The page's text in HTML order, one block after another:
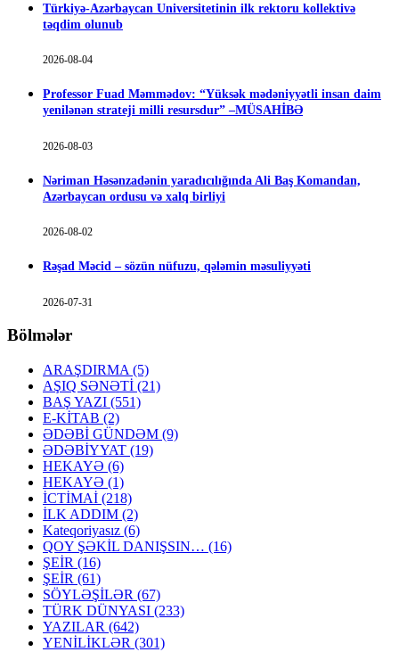
Türkiyə-Azərbaycan Universitetinin ilk rektoru kollektivə
təqdim olunub
2026-08-04
Professor Fuad Məmmədov: “Yüksək mədəniyyətli insan daim
yenilənən strateji milli resursdur” –MÜSAHİBƏ
2026-08-03
Nəriman Həsənzadənin yaradıcılığında Ali Baş Komandan,
Azərbaycan ordusu və xalq birliyi
2026-08-02
Rəşad Məcid – sözün nüfuzu, qələmin məsuliyyəti
2026-07-31
Bölmələr
ARAŞDIRMA (5)
AŞIQ SƏNƏTİ (21)
BAŞ YAZI (551)
E-KİTAB (2)
ƏDƏBİ GÜNDƏM (9)
ƏDƏBİYYAT (19)
HEKAYƏ (6)
HEKAYƏ (1)
İCTİMAİ (218)
İLK ADDIM (2)
Kateqoriyasız (6)
QOY ŞƏKİL DANIŞSIN… (16)
ŞEİR (16)
ŞEİR (61)
SÖYLƏŞİLƏR (67)
TÜRK DÜNYASI (233)
YAZILAR (642)
YENİLİKLƏR (301)